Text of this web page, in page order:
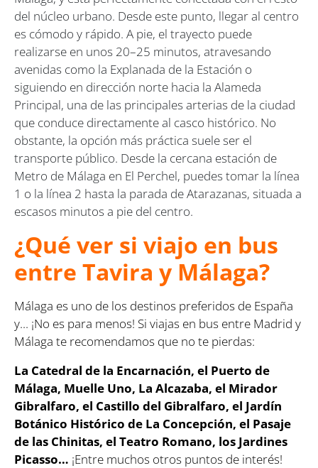
del núcleo urbano. Desde este punto, llegar al centro
es cómodo y rápido. A pie, el trayecto puede
realizarse en unos 20–25 minutos, atravesando
avenidas como la Explanada de la Estación o
siguiendo en dirección norte hacia la Alameda
Principal, una de las principales arterias de la ciudad
que conduce directamente al casco histórico. No
obstante, la opción más práctica suele ser el
transporte público. Desde la cercana estación de
Metro de Málaga en El Perchel, puedes tomar la línea
1 o la línea 2 hasta la parada de Atarazanas, situada a
escasos minutos a pie del centro.
¿Qué ver si viajo en bus
entre Tavira y Málaga?
Málaga es uno de los destinos preferidos de España
y... ¡No es para menos! Si viajas en bus entre Madrid y
Málaga te recomendamos que no te pierdas:
La Catedral de la Encarnación, el Puerto de
Málaga, Muelle Uno, La Alcazaba, el Mirador
Gibralfaro, el Castillo del Gibralfaro, el Jardín
Botánico Histórico de La Concepción, el Pasaje
de las Chinitas, el Teatro Romano, los Jardines
Picasso… ¡Entre muchos otros puntos de interés!